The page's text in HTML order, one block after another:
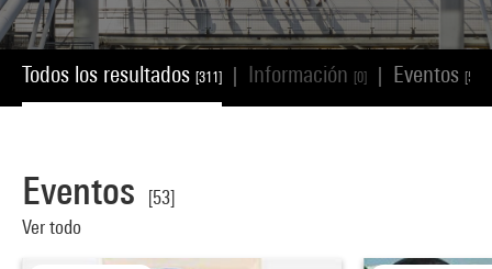
Todos los resultados [311] Información [0] Eventos [53]
Eventos
[53]
Ver todo